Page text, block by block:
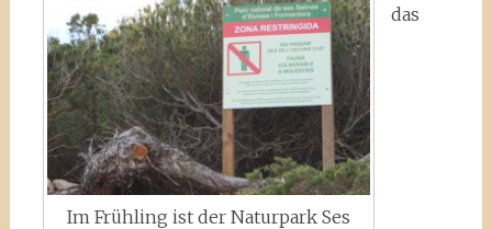
Im Frühling ist der Naturpark Ses
das